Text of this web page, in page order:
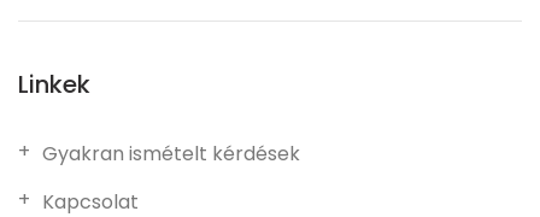
Linkek
Gyakran ismételt kérdések
Kapcsolat